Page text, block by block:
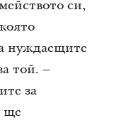
си,
нуждаещите
той. –
за
ще